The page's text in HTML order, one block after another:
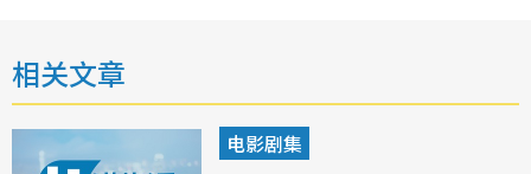
相关文章
电影剧集